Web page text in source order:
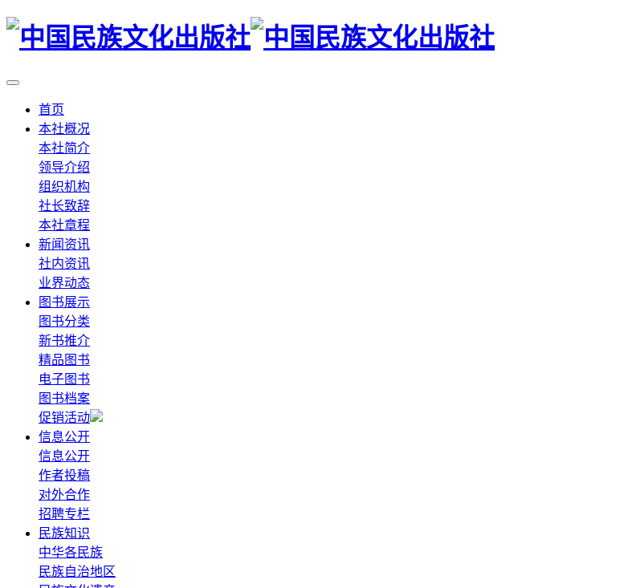
首页
本社概况
本社简介
领导介绍
组织机构
社长致辞
本社章程
新闻资讯
社内资讯
业界动态
图书展示
图书分类
新书推介
精品图书
电子图书
图书档案
促销活动
信息公开
信息公开
作者投稿
对外合作
招聘专栏
民族知识
中华各民族
民族自治地区